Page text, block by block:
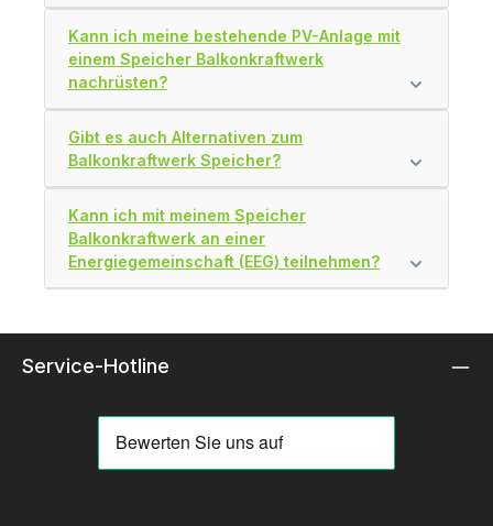
Kann ich meine bestehende PV-Anlage mit
einem Speicher Balkonkraftwerk
nachrüsten?
Gibt es auch Alternativen zum
Balkonkraftwerk Speicher?
Kann ich mit meinem Speicher
Balkonkraftwerk an einer
Energiegemeinschaft (EEG) teilnehmen?
Service-Hotline